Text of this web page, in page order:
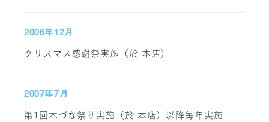
2006年12月
クリスマス感謝祭実施（於 本店）
2007年7月
第1回木づな祭り実施（於 本店）以降毎年実施